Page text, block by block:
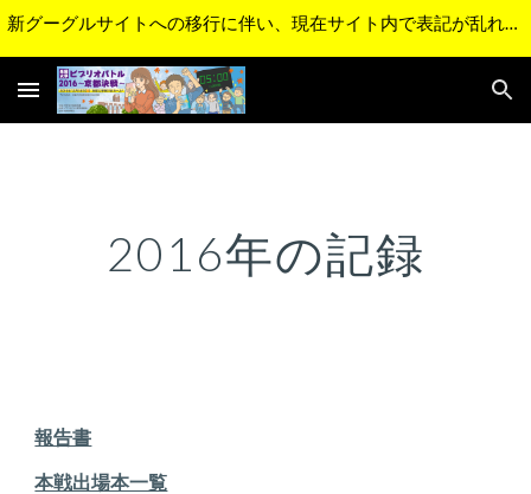
新グーグルサイトへの移行に伴い、現在サイト内で表記が乱れているページがあります。順次修正予定です。ご不便をおかけして申し訳ございません。
2016年の記録
報告書
本戦出場本一覧